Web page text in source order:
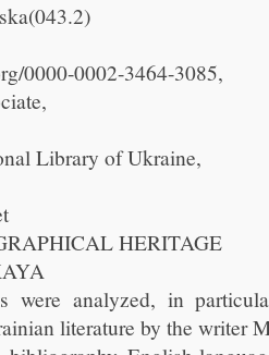
0000-0002-3464-3085,
Library of Ukraine,
HERITAGE
were analyzed, in
literature by the writer